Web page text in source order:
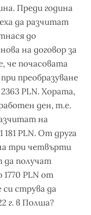
Преди година
да разчитат
до
на договор за
че почасовата
преобразуване
PLN. Хората,
ден, т.е.
на
181 PLN. От друга
три четвърти
да получат
1770 PLN от
струва да
г. в Полша?